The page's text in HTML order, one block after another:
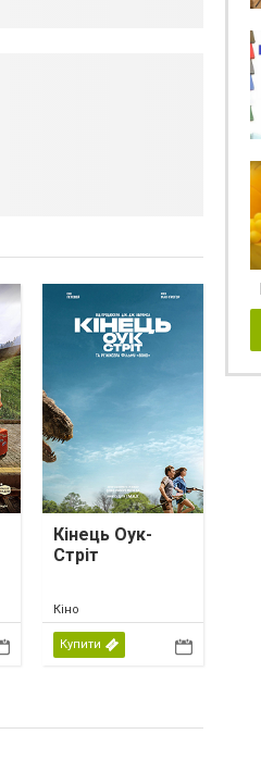
Кінець Оук-
Стріт
Кіно
Купити